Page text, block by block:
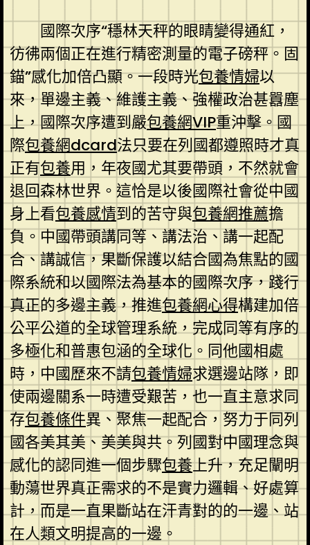
國際次序“穩林天秤的眼睛變得通紅，
彷彿兩個正在進行精密測量的電子磅秤。固
錨”感化加倍凸顯。一段時光包養情婦以
來，單邊主義、維護主義、強權政治甚囂塵
上，國際次序遭到嚴包養網VIP重沖擊。國
際包養網dcard法只要在列國都遵照時才真
正有包養用，年夜國尤其要帶頭，不然就會
退回森林世界。這恰是以後國際社會從中國
身上看包養感情到的苦守與包養網推薦擔
負。中國帶頭講同等、講法治、講一起配
合、講誠信，果斷保護以結合國為焦點的國
際系統和以國際法為基本的國際次序，踐行
真正的多邊主義，推進包養網心得構建加倍
公平公道的全球管理系統，完成同等有序的
多極化和普惠包涵的全球化。同他國相處
時，中國歷來不請包養情婦求選邊站隊，即
使兩邊關系一時遭受艱苦，也一直主意求同
存包養條件異、聚焦一起配合，努力于同列
國各美其美、美美與共。列國對中國理念與
感化的認同進一個步驟包養上升，充足闡明
動蕩世界真正需求的不是實力邏輯、好處算
計，而是一直果斷站在汗青對的的一邊、站
在人類文明提高的一邊。